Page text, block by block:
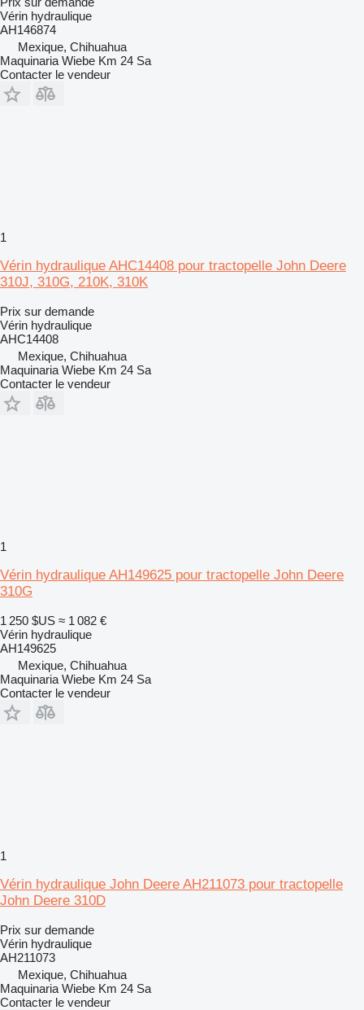
Vérin hydraulique
AH146874
Mexique, Chihuahua
Maquinaria Wiebe Km 24 Sa
Contacter le vendeur
1
Vérin hydraulique AHC14408 pour tractopelle John Deere
310J, 310G, 210K, 310K
Prix sur demande
Vérin hydraulique
AHC14408
Mexique, Chihuahua
Maquinaria Wiebe Km 24 Sa
Contacter le vendeur
1
Vérin hydraulique AH149625 pour tractopelle John Deere
310G
1 250 $US ≈ 1 082 €
Vérin hydraulique
AH149625
Mexique, Chihuahua
Maquinaria Wiebe Km 24 Sa
Contacter le vendeur
1
Vérin hydraulique John Deere AH211073 pour tractopelle
John Deere 310D
Prix sur demande
Vérin hydraulique
AH211073
Mexique, Chihuahua
Maquinaria Wiebe Km 24 Sa
Contacter le vendeur